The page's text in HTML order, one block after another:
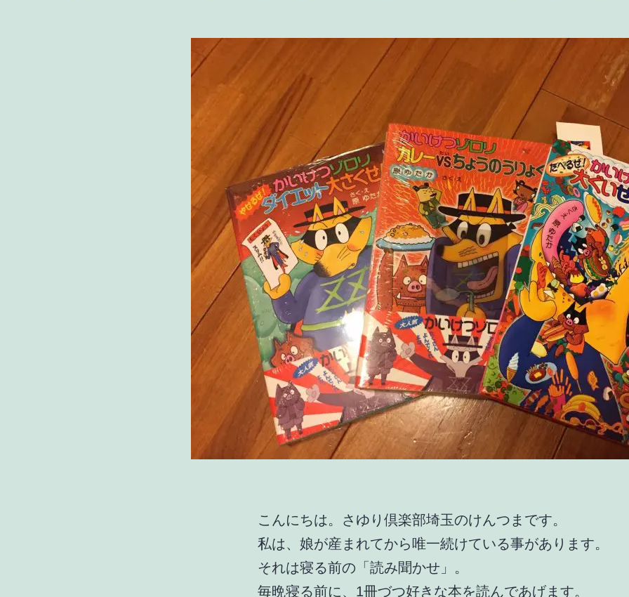
こんにちは。さゆり倶楽部埼玉のけんつまです。
私は、娘が産まれてから唯一続けている事があります。
それは寝る前の「読み聞かせ」。
毎晩寝る前に、1冊づつ好きな本を読んであげます。